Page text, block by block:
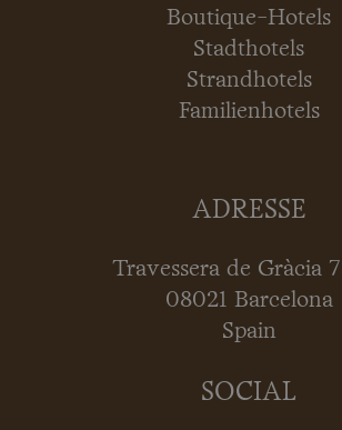
Boutique-Hotels
Stadthotels
Strandhotels
Familienhotels
ADRESSE
Travessera de Gràcia
08021 Barcelona
Spain
SOCIAL